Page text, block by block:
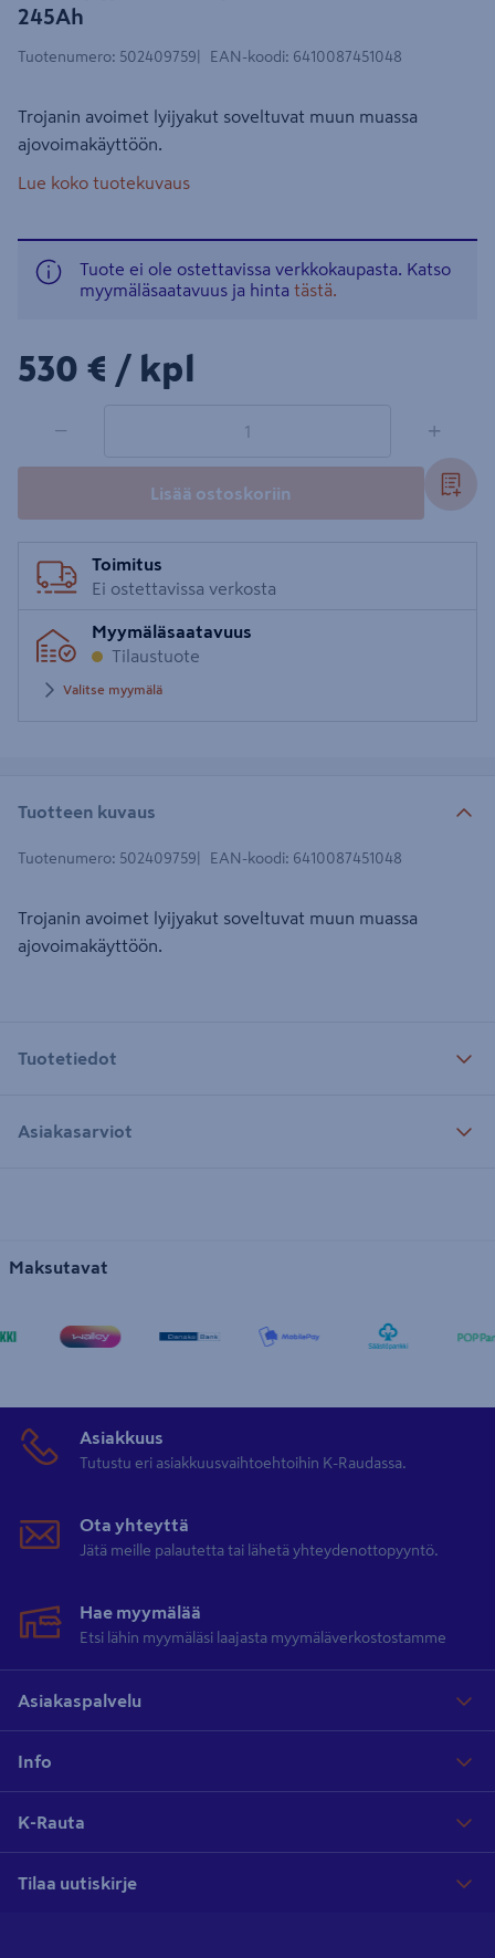
245Ah
Tuotenumero: 502409759 EAN-koodi: 6410087451048
Trojanin avoimet lyijyakut soveltuvat muun muassa
ajovoimakäyttöön.
Lue koko tuotekuvaus
Tuote ei ole ostettavissa verkkokaupasta. Katso
myymäläsaatavuus ja hinta tästä.
530€/kpl
530 € / kpl
− +
Lisää ostoskoriin
Toimitus
Ei ostettavissa verkosta
Myymäläsaatavuus
Tilaustuote
Valitse myymälä
Tuotteen kuvaus
Tuotenumero: 502409759 EAN-koodi: 6410087451048
Trojanin avoimet lyijyakut soveltuvat muun muassa
ajovoimakäyttöön.
Tuotetiedot
Asiakasarviot
Maksutavat
Asiakkuus
Tutustu eri asiakkuusvaihtoehtoihin K-Raudassa.
Ota yhteyttä
Jätä meille palautetta tai lähetä yhteydenottopyyntö.
Hae myymälää
Etsi lähin myymäläsi laajasta myymäläverkostostamme
Asiakaspalvelu
Info
K-Rauta
Tilaa uutiskirje